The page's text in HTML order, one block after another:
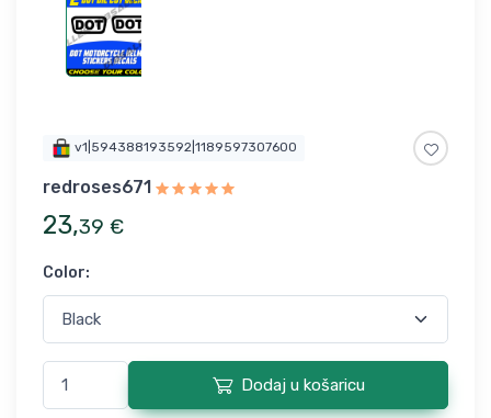
v1|594388193592|1189597307600
redroses671
23,39 €
Color:
Dodaj u košaricu